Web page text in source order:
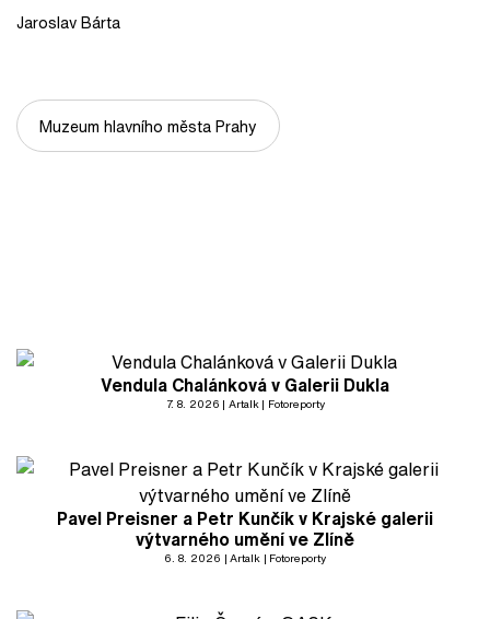
Jaroslav Bárta
Muzeum hlavního města Prahy
Vendula Chalánková v Galerii Dukla
7. 8. 2026 Artalk Fotoreporty
Pavel Preisner a Petr Kunčík v Krajské galerii
výtvarného umění ve Zlíně
6. 8. 2026 Artalk Fotoreporty